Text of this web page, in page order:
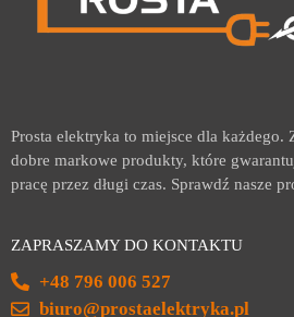
Prosta elektryka to miejsce dla każdego.
dobre markowe produkty, które
pracę przez długi czas. Sprawdź nasze
ZAPRASZAMY DO KONTAKTU
+48 796 006 527
biuro@prostaelektryka.pl